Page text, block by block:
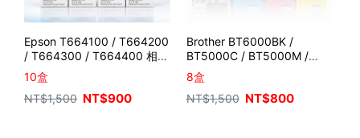
Epson T664100 / T664200
/ T664300 / T664400 相容
墨水 (10盒)
10盒
NT$1,500 NT$900
Brother BT6000BK /
BT5000C / BT5000M /
BT5000Y 相容墨水 (2組8
盒)
8盒
NT$1,500 NT$800